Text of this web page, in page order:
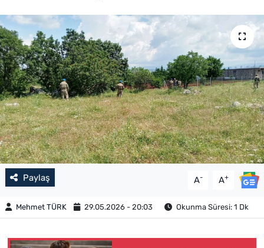
Paylaş A- A+
Mehmet TÜRK 29.05.2026 - 20:03 Okunma Süresi: 1 Dk